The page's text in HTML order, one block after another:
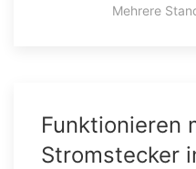
Mehrere
Funktionieren
Stromstecker